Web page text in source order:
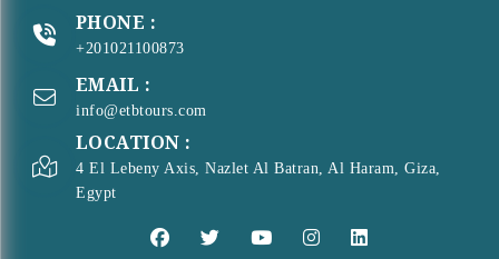
PHONE :
+201021100873
EMAIL :
info@etbtours.com
LOCATION :
4 El Lebeny Axis, Nazlet Al Batran, Al Haram, Giza,
Egypt